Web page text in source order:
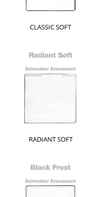
CLASSIC SOFT
RADIANT SOFT